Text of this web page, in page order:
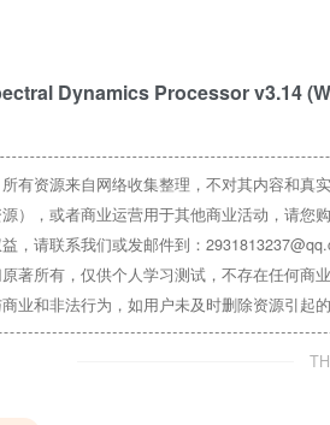
Dynamics Processor v3.14
有资源来自网络收集整理，不对其内容和真
），或者商业运营用于其他商业活动，请您
，请联系我们或发邮件到：
著所有，仅供个人学习测试，不存在任何商
业和非法行为，如用户未及时删除资源引起